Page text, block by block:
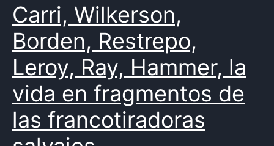
Scorsese,
tipo
de
publicación,
USA,
vidral,
Weir
Carri, Wilkerson,
Borden, Restrepo,
Leroy, Ray, Hammer, la
vida en fragmentos de
las francotiradoras